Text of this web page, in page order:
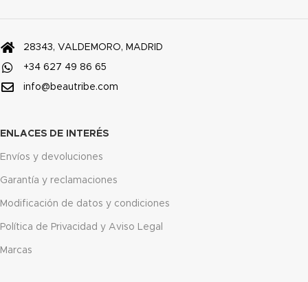
28343, VALDEMORO, MADRID
+34 627 49 86 65
info@beautribe.com
ENLACES DE INTERÉS
Envíos y devoluciones
Garantía y reclamaciones
Modificación de datos y condiciones
Política de Privacidad y Aviso Legal
Marcas